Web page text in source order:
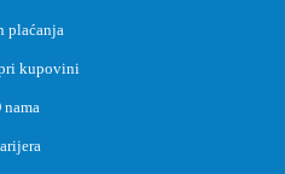
plaćanja
kupovini
nama